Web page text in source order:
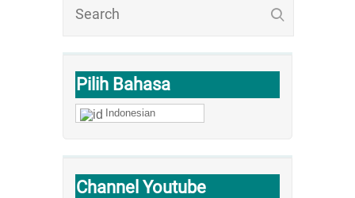
Pilih Bahasa
Indonesian
Channel Youtube